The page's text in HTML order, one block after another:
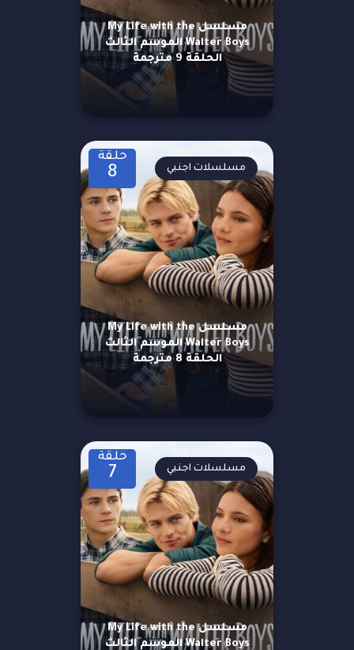
مسلسل My Life with the
Walter Boys الموسم الثالث
الحلقة 9 مترجمة
حلقة
8
مسلسل My Life with the
Walter Boys الموسم الثالث
الحلقة 8 مترجمة
مسلسلات اجنبي
حلقة
7
مسلسل My Life with the
Walter Boys الموسم الثالث
مسلسلات اجنبي